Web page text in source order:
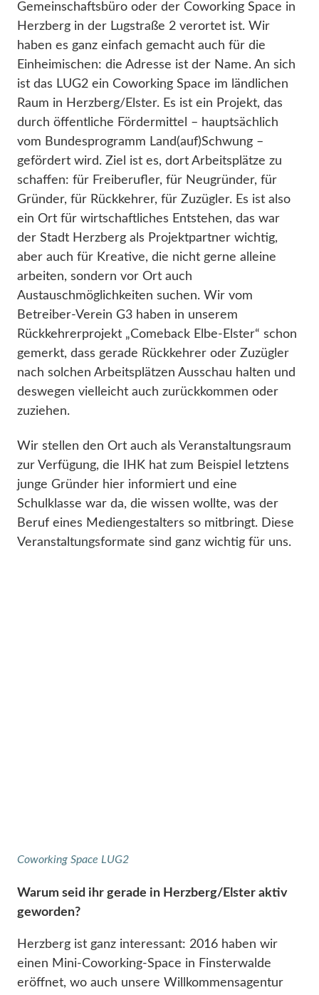
Gemeinschaftsbüro oder der Coworking Space in
Herzberg in der Lugstraße 2 verortet ist. Wir
haben es ganz einfach gemacht auch für die
Einheimischen: die Adresse ist der Name. An sich
ist das LUG2 ein Coworking Space im ländlichen
Raum in Herzberg/Elster. Es ist ein Projekt, das
durch öffentliche Fördermittel – hauptsächlich
vom Bundesprogramm Land(auf)Schwung –
gefördert wird. Ziel ist es, dort Arbeitsplätze zu
schaffen: für Freiberufler, für Neugründer, für
Gründer, für Rückkehrer, für Zuzügler. Es ist also
ein Ort für wirtschaftliches Entstehen, das war
der Stadt Herzberg als Projektpartner wichtig,
aber auch für Kreative, die nicht gerne alleine
arbeiten, sondern vor Ort auch
Austauschmöglichkeiten suchen. Wir vom
Betreiber-Verein G3 haben in unserem
Rückkehrerprojekt „Comeback Elbe-Elster“ schon
gemerkt, dass gerade Rückkehrer oder Zuzügler
nach solchen Arbeitsplätzen Ausschau halten und
deswegen vielleicht auch zurückkommen oder
zuziehen.
Wir stellen den Ort auch als Veranstaltungsraum
zur Verfügung, die IHK hat zum Beispiel letztens
junge Gründer hier informiert und eine
Schulklasse war da, die wissen wollte, was der
Beruf eines Mediengestalters so mitbringt. Diese
Veranstaltungsformate sind ganz wichtig für uns.
Coworking Space LUG2
Warum seid ihr gerade in Herzberg/Elster aktiv
geworden?
Herzberg ist ganz interessant: 2016 haben wir
einen Mini-Coworking-Space in Finsterwalde
eröffnet, wo auch unsere Willkommensagentur